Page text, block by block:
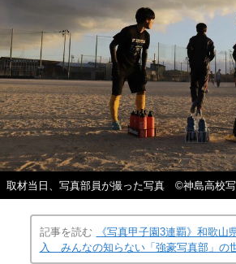
取材当日、写真部員が撮った写真 ©神島高校
記事を読む
《写真甲子園3連覇》和歌山
入 みんなの知らない「強豪写真部」の